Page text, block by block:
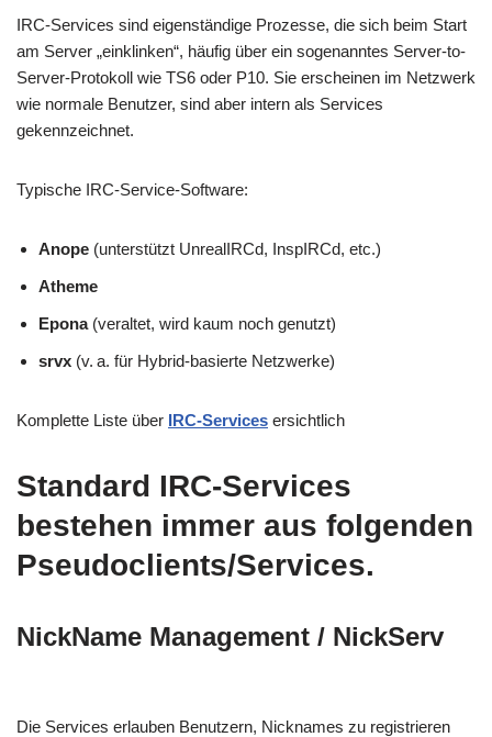
IRC-Services sind eigenständige Prozesse, die sich beim Start
am Server „einklinken“, häufig über ein sogenanntes Server-to-
Server-Protokoll wie TS6 oder P10. Sie erscheinen im Netzwerk
wie normale Benutzer, sind aber intern als Services
gekennzeichnet.
Typische IRC-Service-Software:
Anope (unterstützt UnrealIRCd, InspIRCd, etc.)
Atheme
Epona(veraltet, wird kaum noch genutzt)
srvx (v. a. für Hybrid-basierte Netzwerke)
Komplette Liste über IRC-Services ersichtlich
Standard IRC-Services
bestehen immer aus folgenden
Pseudoclients/Services.
NickName Management / NickServ
Die Services erlauben Benutzern, Nicknames zu registrieren